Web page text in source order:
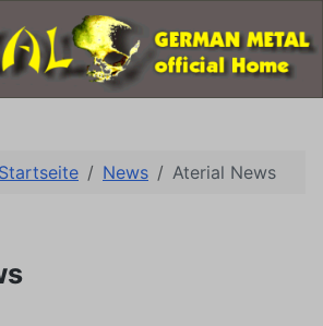
Startseite News Aterial News